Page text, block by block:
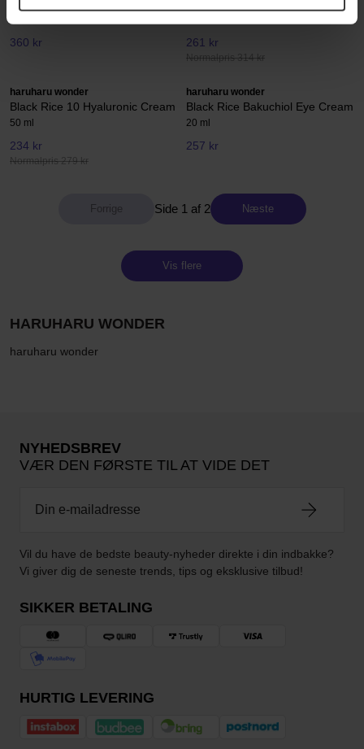
360 kr 261 kr
Normalpris 314 kr
haruharu wonder
Black Rice 10 Hyaluronic Cream
50 ml
234 kr
Normalpris 279 kr
haruharu wonder
Black Rice Bakuchiol Eye Cream
20 ml
257 kr
Side 1 af 2 Næste
Vis flere
HARUHARU WONDER
haruharu wonder
NYHEDSBREV
VÆR DEN FØRSTE TIL AT VIDE DET
Vil du have de bedste beauty-nyheder direkte i din indbakke?
Vi giver dig de seneste trends, tips og eksklusive tilbud!
SIKKER BETALING
HURTIG LEVERING